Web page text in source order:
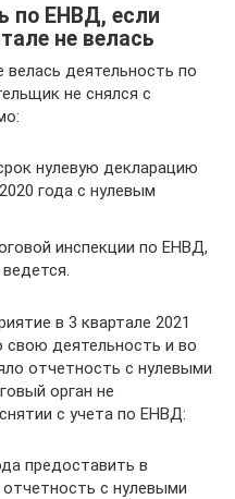
по ЕНВД, если
не велась
велась деятельность по
не снялся с
нулевую декларацию
года с нулевым
инспекции по ЕНВД,
в 3 квартале 2021
свою деятельность и во
отчетность с нулевыми
орган не
с учета по ЕНВД:
предоставить в
с нулевыми